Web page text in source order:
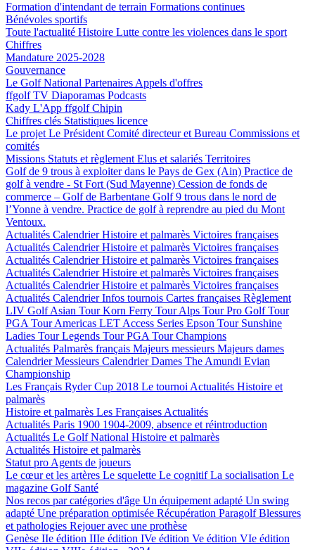
Formation d'intendant de terrain Formations continues
Bénévoles sportifs
Toute l'actualité Histoire Lutte contre les violences dans le sport
Chiffres
Mandature 2025-2028
Gouvernance
Le Golf National Partenaires Appels d'offres
ffgolf TV Diaporamas Podcasts
Kady L'App ffgolfChipin
Chiffres clés Statistiques licence
Le projet Le Président Comité directeur et Bureau Commissions et
comités
Missions Statuts et règlement Elus et salariés Territoires
Golf de 9 trous à exploiter dans le Pays de Gex (Ain) Practice de
golf à vendre - St Fort (Sud Mayenne) Cession de fonds de
commerce – Golf de Barbentane Golf 9 trous dans le nord de
l’Yonne à vendre. Practice de golf à reprendre au pied du Mont
Ventoux.
Actualités CalendrierHistoire et palmarès Victoires françaises
Actualités CalendrierHistoire et palmarès Victoires françaises
Actualités CalendrierHistoire et palmarès Victoires françaises
Actualités CalendrierHistoire et palmarès Victoires françaises
Actualités CalendrierHistoire et palmarès Victoires françaises
Actualités CalendrierInfos tournois Cartes françaises Règlement
LIV GolfAsian TourKorn Ferry TourAlps TourPro Golf Tour
PGA Tour Americas LET Access Series Epson Tour Sunshine
Ladies TourLegends TourPGA Tour Champions
Actualités Palmarès français Majeurs messieurs Majeurs dames
Calendrier Messieurs Calendrier Dames The Amundi Evian
Championship
Les Français Ryder Cup 2018 Le tournoi Actualités Histoire et
palmarès
Histoire et palmarès Les Françaises Actualités
Actualités Paris 1900 1904-2009, absence et réintroduction
Actualités Le Golf National Histoire et palmarès
Actualités Histoire et palmarès
Statut pro Agents de joueurs
Le cœur et les artères Le squelette Le cognitifLa socialisation Le
magazine Golf Santé
Nos recos par catégories d'âge Un équipement adapté Un swing
adapté Une préparation optimisée Récupération ParagolfBlessures
et pathologies Rejouer avec une prothèse
Genèse IIe édition IIIe édition IVe édition Ve édition VIe édition